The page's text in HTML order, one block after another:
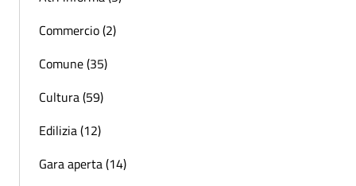
Commercio (2)
Comune (35)
Cultura (59)
Edilizia (12)
Gara aperta (14)